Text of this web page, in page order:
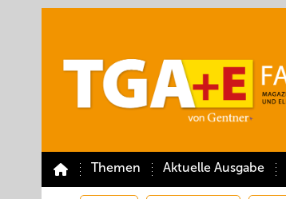
Themen Aktuelle Ausgabe